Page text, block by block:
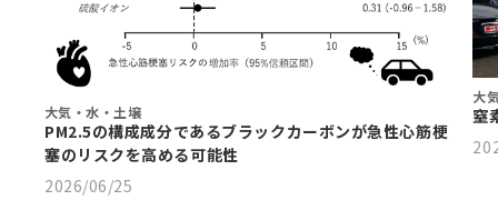
大気・水・土壌
PM2.5の構成成分であるブラックカーボンが急性心筋梗
塞のリスクを高める可能性
2026/06/25
大
窒